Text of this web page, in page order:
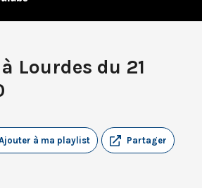
Lourdes du 21
Partager
à ma playlist